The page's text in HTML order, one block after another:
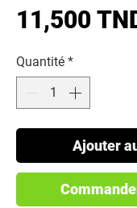
11,500
Quantité *
Ajouter